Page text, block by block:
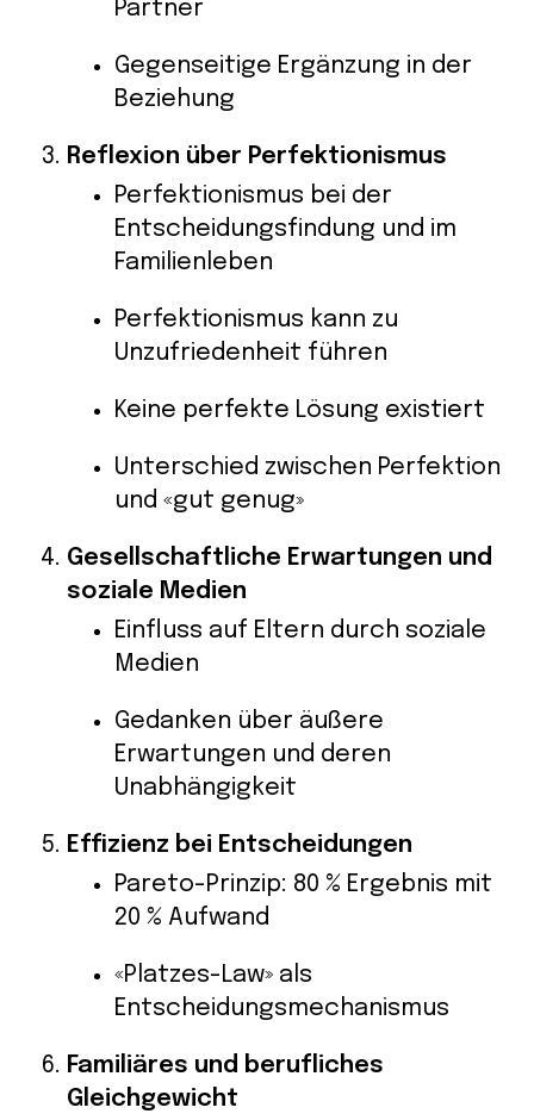
Partner
Gegenseitige Ergänzung in der
Beziehung
Reflexion über Perfektionismus
Perfektionismus bei der
Entscheidungsfindung und im
Familienleben
Perfektionismus kann zu
Unzufriedenheit führen
Keine perfekte Lösung existiert
Unterschied zwischen Perfektion
und «gut genug»
Gesellschaftliche Erwartungen und
soziale Medien
Einfluss auf Eltern durch soziale
Medien
Gedanken über äußere
Erwartungen und deren
Unabhängigkeit
Effizienz bei Entscheidungen
Pareto-Prinzip: 80 % Ergebnis mit
20 % Aufwand
«Platzes-Law» als
Entscheidungsmechanismus
Familiäres und berufliches
Gleichgewicht